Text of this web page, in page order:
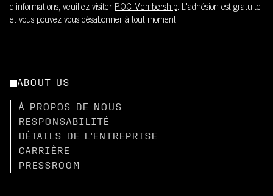
d’informations, veuillez visiter POC Membership. L'adhésion est gratuite
et vous pouvez vous désabonner à tout moment.
ABOUT US
À PROPOS DE NOUS
RESPONSABILITÉ
DÉTAILS DE L'ENTREPRISE
CARRIÈRE
PRESSROOM